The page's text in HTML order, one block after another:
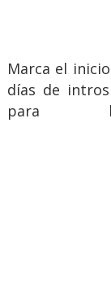
Marca el
días de
para